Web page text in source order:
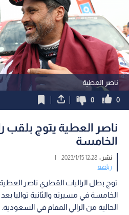
ناصر العطية
0
0
ناصر العطية يتوج بلقب
الخامسة
نشر :12:28 2023/1/15
|
رياضة
توج بطل الراليات القطري ناصر العطية
الخامسة في مسيرته والثانية تواليا
الحالية من الرالي المقام في السعودية.